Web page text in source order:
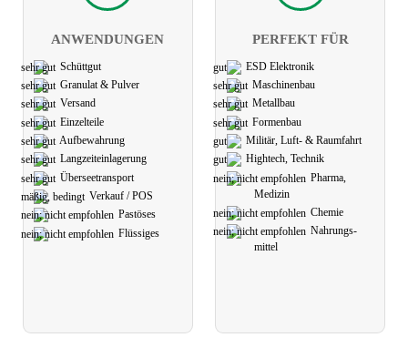
ANWEN­DUNGEN
Schüttgut
Granulat & Pulver
Versand
Einzelteile
Aufbe­wahrung
Langzeit­einlagerung
Übersee­transport
Verkauf / POS
Pastöses
Flüssiges
PERFEKT FÜR
ESD Elektronik
Maschinen­bau
Metall­bau
Formen­bau
Militär, Luft- & Raumfahrt
Hightech, Technik
Pharma,
Medizin
Chemie
Nahrungs­
mittel